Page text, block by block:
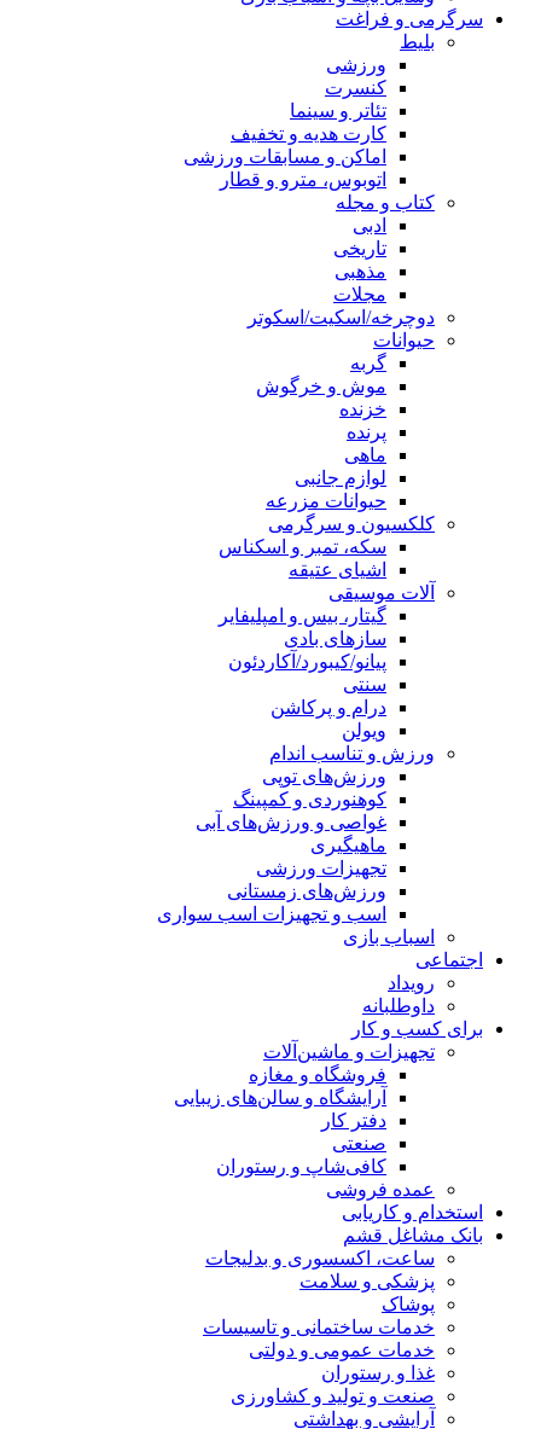
سرگرمی و فراغت
بلیط
ورزشی
کنسرت
تئاتر و سینما
کارت هدیه و تخفیف
اماکن و مسابقات ورزشی
اتوبوس، مترو و قطار
کتاب و مجله
ادبی
تاریخی
مذهبی
مجلات
دوچرخه/اسکیت/اسکوتر
حیوانات
گربه
موش و خرگوش
خزنده
پرنده
ماهی
لوازم جانبی
حیوانات مزرعه
کلکسیون و سرگرمی
سکه، تمبر و اسکناس
اشیای عتیقه
آلات موسیقی
گیتار، بیس و امپلیفایر
سازهای بادی
پیانو/کیبورد/آکاردئون
سنتی
درام و پرکاشن
ویولن
ورزش و تناسب اندام
ورزش‌های توپی
کوهنوردی و کمپینگ
غواصی و ورزش‌های آبی
ماهیگیری
تجهیزات ورزشی
ورزش‌های زمستانی
اسب و تجهیزات اسب سواری
اسباب‌ بازی
اجتماعی
رویداد
داوطلبانه
برای کسب و کار
تجهیزات و ماشین‌آلات
فروشگاه و مغازه
آرایشگاه و سالن‌های زیبایی
دفتر کار
صنعتی
کافی‌شاپ و رستوران
عمده فروشی
استخدام و کاریابی
بانک مشاغل قشم
ساعت، اکسسوری و بدلیجات
پزشکی و سلامت
پوشاک
خدمات ساختمانی و تاسیسات
خدمات عمومی و دولتی
غذا و رستوران
صنعت و تولید و کشاورزی
آرایشی و بهداشتی